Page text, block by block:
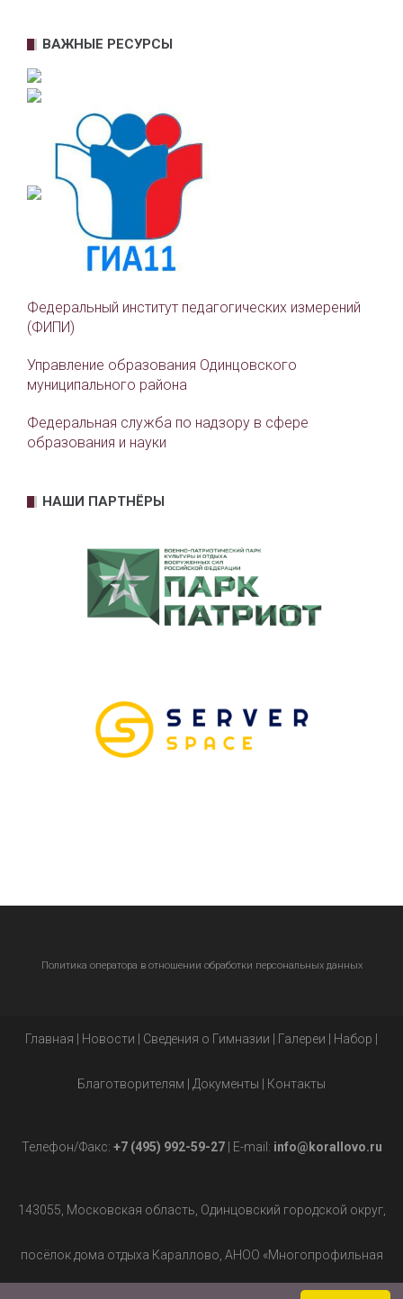
ВАЖНЫЕ РЕСУРСЫ
Федеральный институт педагогических измерений
(ФИПИ)
Управление образования Одинцовского
муниципального района
Федеральная служба по надзору в сфере
образования и науки
НАШИ ПАРТНЁРЫ
Политика оператора в отношении обработки персональных данных
Главная | Новости | Сведения о Гимназии | Галереи | Набор |
Благотворителям | Документы | Контакты
Телефон/Факс: +7 (495) 992-59-27 | E-mail: info@korallovo.ru
143055, Московская область, Одинцовский городской округ,
посёлок дома отдыха Караллово, АНОО «Многопрофильная